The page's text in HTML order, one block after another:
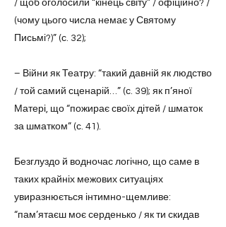
/ щоб оголосили “кінець світу” / офіційно? /
(чому цього числа немає у Святому
Письмі?)” (с. 32);
– Війни як Театру: “такий давній як людство
/ той самий сценарій…” (с. 39); як п’яної
Матері, що “пожирає своїх дітей / шматок
за шматком” (с. 41).
Безглуздо й водночас логічно, що саме в
таких крайніх межових ситуаціях
увиразнюється інтимно-щемливе:
“пам’ятаєш моє серденько / як ти скидав